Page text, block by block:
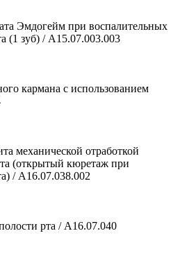
Эмдогейм при воспалительных
(1 зуб) / A15.07.003.003
кармана с использованием
механической отработкой
(открытый кюретаж при
/ А16.07.038.002
рта / А16.07.040